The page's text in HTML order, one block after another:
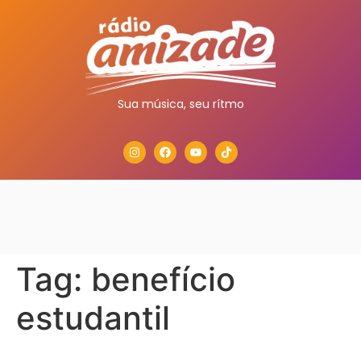
Sua música, seu rítmo
Tag: benefício
estudantil